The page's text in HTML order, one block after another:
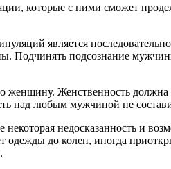
которые с ними сможет
является
Подчинять подсознание
Женственность
над любым мужчиной не
некоторая недосказанность и
до колен, иногда